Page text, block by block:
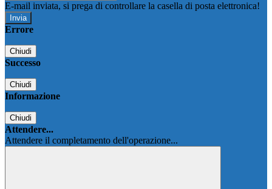
E-mail inviata, si prega di controllare la casella di posta elettronica!
Errore
Chiudi
Successo
Chiudi
Informazione
Chiudi
Attendere...
Attendere il completamento dell'operazione...